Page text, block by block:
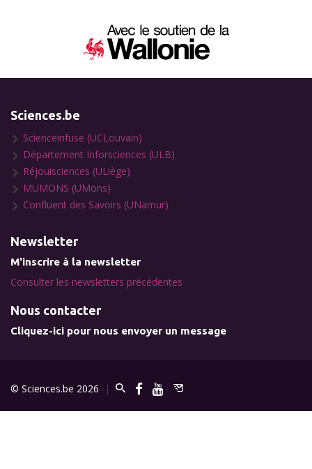
Sciences.be
Scienceinfuse (UCLouvain)
Département Inforsciences (ULB)
Réjouisciences (ULiège)
MUMONS (UMons)
Confluent des Savoirs (UNamur)
Newsletter
M'inscrire à la newsletter
Consulter les newsletters précédentes
Nous contacter
Cliquez-ici pour nous envoyer un message
© Sciences.be 2026 |